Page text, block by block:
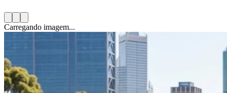
Carregando imagem...